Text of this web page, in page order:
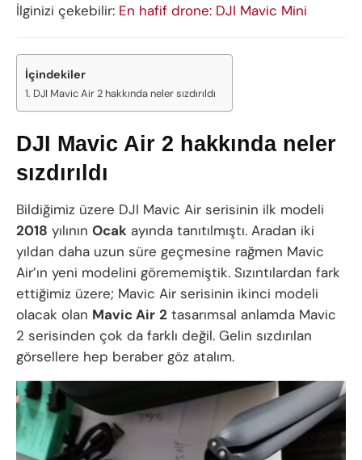
İlginizi çekebilir: En hafif drone: DJI Mavic Mini
İçindekiler
DJI Mavic Air 2 hakkında neler sızdırıldı
DJI Mavic Air 2 hakkında neler
sızdırıldı
Bildiğimiz üzere DJI Mavic Air serisinin ilk modeli
2018 yılının Ocak ayında tanıtılmıştı. Aradan iki
yıldan daha uzun süre geçmesine rağmen Mavic
Air’ın yeni modelini görememiştik. Sızıntılardan fark
ettiğimiz üzere; Mavic Air serisinin ikinci modeli
olacak olan Mavic Air 2 tasarımsal anlamda Mavic
2 serisinden çok da farklı değil. Gelin sızdırılan
görsellere hep beraber göz atalım.